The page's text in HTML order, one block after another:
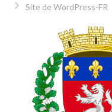
Site de WordPress-FR